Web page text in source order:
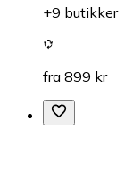
+9 butikker
fra 899 kr